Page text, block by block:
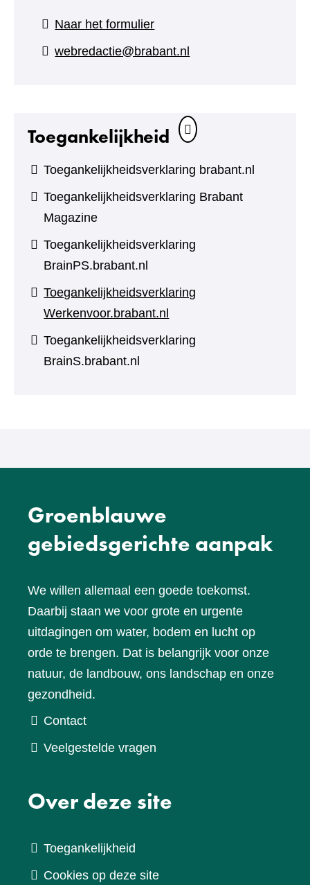
Naar het formulier(verwijst
naar
webredactie@brabant.nl
Toegankelijkheid
Toegankelijkheidsverklaring brabant.nl
Toegankelijkheidsverklaring Brabant
Magazine
Toegankelijkheidsverklaring
BrainPS.brabant.nl
Toegankelijkheidsverklaring
Werkenvoor.brabant.nl
Toegankelijkheidsverklaring
BrainS.brabant.nl
Groenblauwe
gebiedsgerichte aanpak
We willen allemaal een goede toekomst.
Daarbij staan we voor grote en urgente
uitdagingen om water, bodem en lucht op
orde te brengen. Dat is belangrijk voor onze
natuur, de landbouw, ons landschap en onze
gezondheid.
Contact
Veelgestelde vragen
Over deze site
Toegankelijkheid
Cookies op deze site